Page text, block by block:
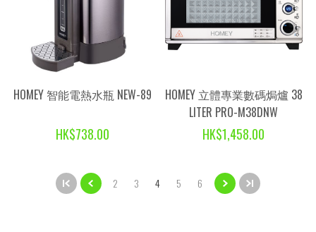
HOMEY 智能電熱水瓶 NEW-89
HK$738.00
HOMEY 立體專業數碼焗爐 38
LITER PRO-M38DNW
HK$1,458.00
2 3 4 5 6